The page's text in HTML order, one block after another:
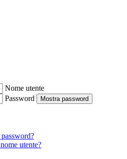
Nome utente
Password
Mostra password
utente?